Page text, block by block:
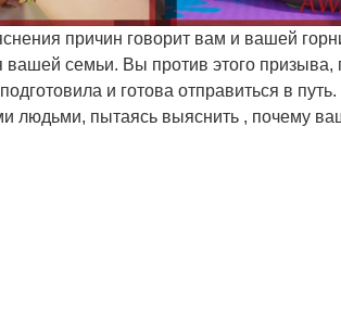
причин говорит вам и вашей
семьи. Вы против этого призыва,
и готова отправиться в
людьми, пытаясь выяснить , почему